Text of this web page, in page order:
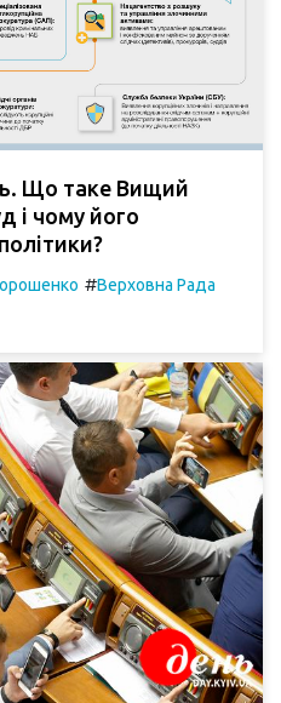
Що таке Вищий
і чому його
#Верховна Рада